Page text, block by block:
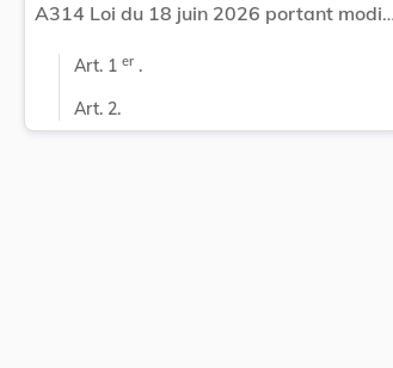
A314 Loi du 18 juin 2026 portant modification de la loi modifiée du 7 mars 1980 sur l’organisation judiciaire.
Art. 1 er .
Art. 2.